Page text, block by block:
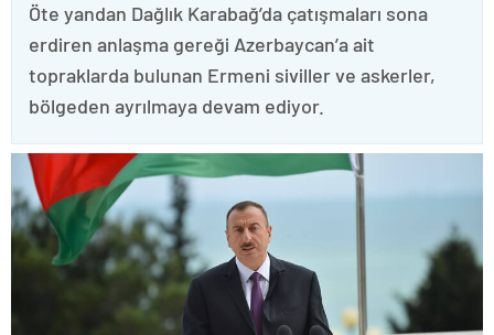
Öte yandan Dağlık Karabağ’da çatışmaları sona
erdiren anlaşma gereği Azerbaycan’a ait
topraklarda bulunan Ermeni siviller ve askerler,
bölgeden ayrılmaya devam ediyor.